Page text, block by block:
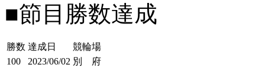
■節目勝数達成
勝数 達成日
競輪場
100
2023/06/02 別 府